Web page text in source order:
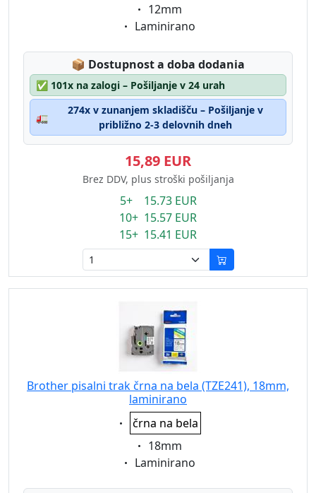
Eigenschaft:
12mm
Eigenschaft:
Laminirano
📦 Lagerstatus:
Dostupnost a doba dodania
✅ 101x na zalogi – Pošiljanje v 24 urah
🚛
274x v zunanjem skladišču – Pošiljanje v
približno 2-3 delovnih dneh
15,89 EUR
Brez DDV, plus stroški pošiljanja
5+ 15.73 EUR
10+ 15.57 EUR
15+ 15.41 EUR
Brother pisalni trak črna na bela (TZE241), 18mm,
laminirano
Eigenschaft:
črna na bela
Eigenschaft:
18mm
Eigenschaft:
Laminirano